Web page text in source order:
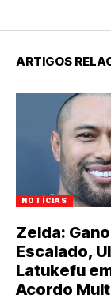
ARTIGOS
NOTÍCIAS
Zelda:
Escalado,
Latukefu
Acordo